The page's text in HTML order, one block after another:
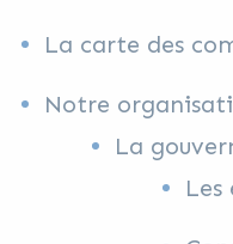
La carte des
Notre
La
Les